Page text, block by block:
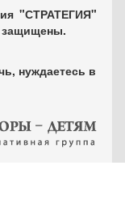
"СТРАТЕГИЯ"
защищены.
нуждаетесь в